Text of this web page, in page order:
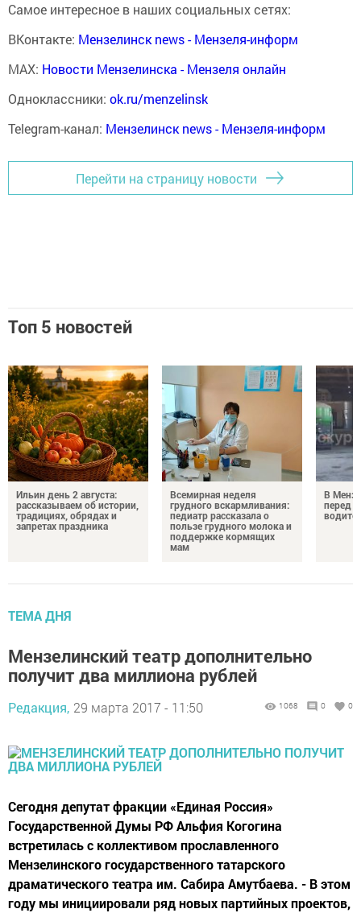
Самое интересное в наших социальных сетях:
ВКонтакте: Мензелинск news - Мензеля-информ
MAX: Новости Мензелинска - Мензеля онлайн
Одноклассники: ok.ru/menzelinsk
Telegram-канал: Мензелинск news - Мензеля-информ
Перейти на страницу новости
Топ 5 новостей
Ильин день 2 августа:
рассказываем об истории,
традициях, обрядах и
запретах праздника
Всемирная неделя
грудного вскармливания:
педиатр рассказала о
пользе грудного молока и
поддержке кормящих
мам
В
перед
ТЕМА ДНЯ
Мензелинский театр дополнительно
получит два миллиона рублей
Редакция, 29 марта 2017 - 11:50 1068 0 0
Сегодня депутат фракции «Единая Россия»
Государственной Думы РФ Альфия Когогина
встретилась с коллективом прославленного
Мензелинского государственного татарского
драматического театра им. Сабира Амутбаева. - В этом
году мы инициировали ряд новых партийных проектов,